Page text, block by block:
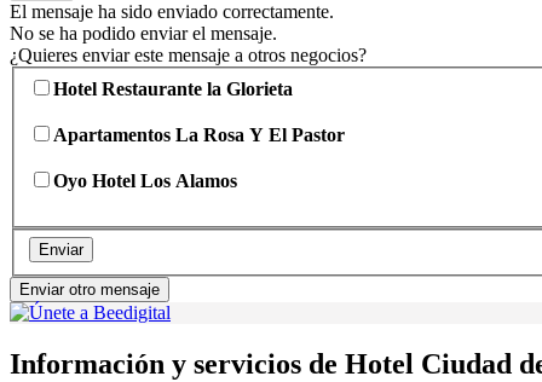
El mensaje ha sido enviado correctamente.
No se ha podido enviar el mensaje.
¿Quieres enviar este mensaje a otros negocios?
Hotel Restaurante la Glorieta
Apartamentos La Rosa Y El Pastor
Oyo Hotel Los Alamos
Enviar
Enviar otro mensaje
Información y servicios de Hotel Ciudad